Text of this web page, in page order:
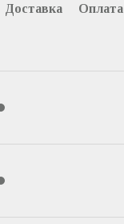
Доставка Оплата